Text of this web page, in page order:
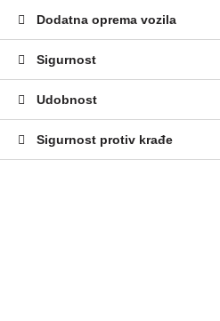
Dodatna oprema vozila
Sigurnost
Udobnost
Sigurnost protiv krađe